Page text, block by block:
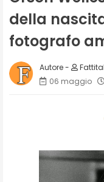
della
fotografo
06 maggio